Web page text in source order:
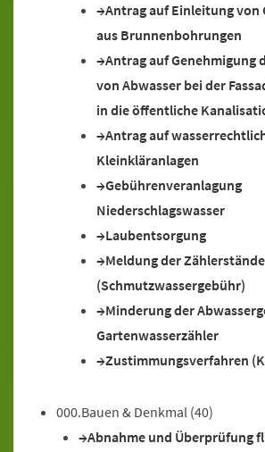
Antrag auf Einleitung von
aus Brunnenbohrungen
Antrag auf Genehmigung
von Abwasser bei der
in die öffentliche
Antrag auf
Kleinkläranlagen
Gebührenveranlagung
Niederschlagswasser
Laubentsorgung
Meldung der Zählerstände
(Schmutzwassergebühr)
Minderung der
Gartenwasserzähler
Zustimmungsverfahren
000.Bauen & Denkmal (40)
Abnahme und Überprüfung